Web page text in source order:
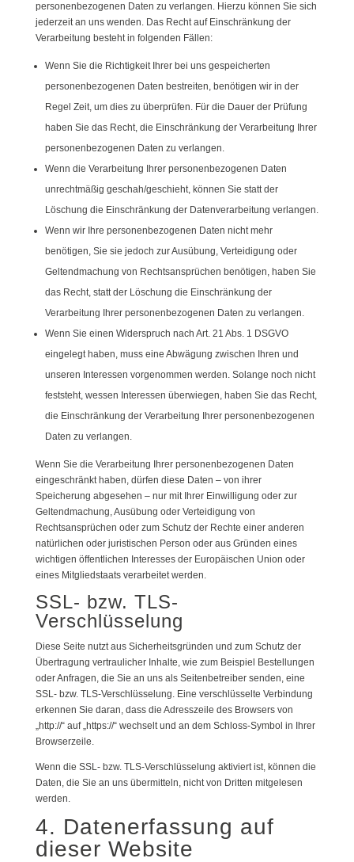
personenbezogenen Daten zu verlangen. Hierzu können Sie sich
jederzeit an uns wenden. Das Recht auf Einschränkung der
Verarbeitung besteht in folgenden Fällen:
Wenn Sie die Richtigkeit Ihrer bei uns gespeicherten
personenbezogenen Daten bestreiten, benötigen wir in der
Regel Zeit, um dies zu überprüfen. Für die Dauer der Prüfung
haben Sie das Recht, die Einschränkung der Verarbeitung Ihrer
personenbezogenen Daten zu verlangen.
Wenn die Verarbeitung Ihrer personenbezogenen Daten
unrechtmäßig geschah/geschieht, können Sie statt der
Löschung die Einschränkung der Datenverarbeitung verlangen.
Wenn wir Ihre personenbezogenen Daten nicht mehr
benötigen, Sie sie jedoch zur Ausübung, Verteidigung oder
Geltendmachung von Rechtsansprüchen benötigen, haben Sie
das Recht, statt der Löschung die Einschränkung der
Verarbeitung Ihrer personenbezogenen Daten zu verlangen.
Wenn Sie einen Widerspruch nach Art. 21 Abs. 1 DSGVO
eingelegt haben, muss eine Abwägung zwischen Ihren und
unseren Interessen vorgenommen werden. Solange noch nicht
feststeht, wessen Interessen überwiegen, haben Sie das Recht,
die Einschränkung der Verarbeitung Ihrer personenbezogenen
Daten zu verlangen.
Wenn Sie die Verarbeitung Ihrer personenbezogenen Daten
eingeschränkt haben, dürfen diese Daten – von ihrer
Speicherung abgesehen – nur mit Ihrer Einwilligung oder zur
Geltendmachung, Ausübung oder Verteidigung von
Rechtsansprüchen oder zum Schutz der Rechte einer anderen
natürlichen oder juristischen Person oder aus Gründen eines
wichtigen öffentlichen Interesses der Europäischen Union oder
eines Mitgliedstaats verarbeitet werden.
SSL- bzw. TLS-
Verschlüsselung
Diese Seite nutzt aus Sicherheitsgründen und zum Schutz der
Übertragung vertraulicher Inhalte, wie zum Beispiel Bestellungen
oder Anfragen, die Sie an uns als Seitenbetreiber senden, eine
SSL- bzw. TLS-Verschlüsselung. Eine verschlüsselte Verbindung
erkennen Sie daran, dass die Adresszeile des Browsers von
„http://“ auf „https://“ wechselt und an dem Schloss-Symbol in Ihrer
Browserzeile.
Wenn die SSL- bzw. TLS-Verschlüsselung aktiviert ist, können die
Daten, die Sie an uns übermitteln, nicht von Dritten mitgelesen
werden.
4. Datenerfassung auf
dieser Website